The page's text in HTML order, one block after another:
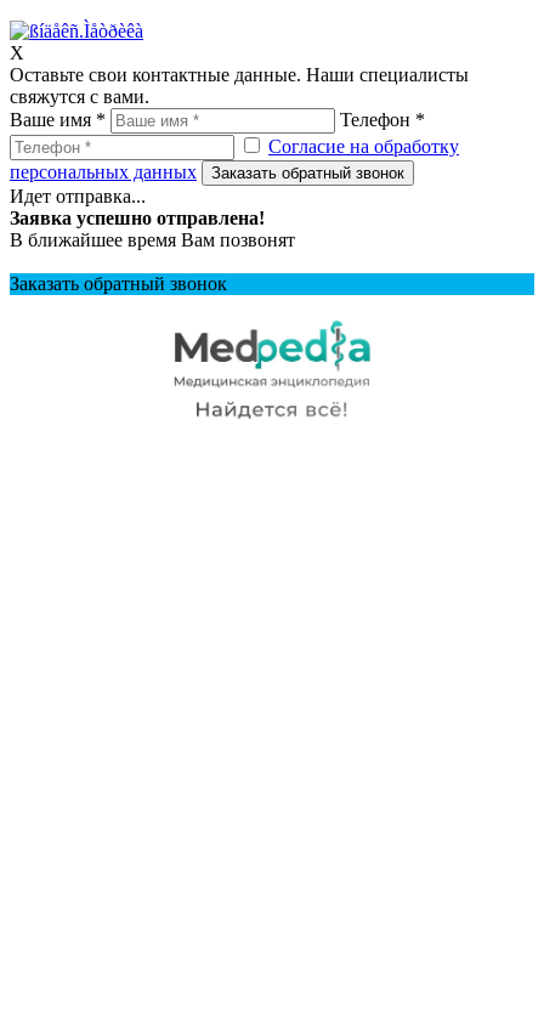
X
Оставьте свои контактные данные. Наши специалисты
свяжутся с вами.
Ваше имя *
Телефон *
Согласие на обработку
персональных данных
Заказать обратный звонок
Идет отправка...
Заявка успешно отправлена!
В ближайшее время Вам позвонят
Заказать обратный звонок